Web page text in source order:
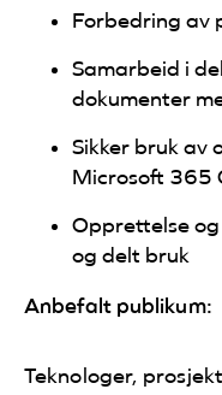
Forbedring av
Samarbeid i
dokumenter
Sikker bruk av
Microsoft 365
Opprettelse
og delt bruk
Anbefalt publikum:
Teknologer,